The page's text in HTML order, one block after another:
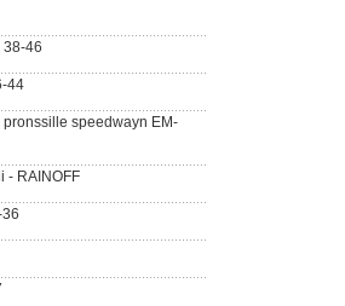
46
44
speedwayn EM-
- RAINOFF